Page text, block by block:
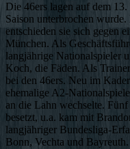
Die 46ers lagen auf dem
Saison unterbrochen
entschieden sie sich gegen
München. Als
langjährige Nationalspieler
Koch, die Fäden. Als
bei den 46ers. Neu im
ehemalige A2-
an die Lahn wechselte.
besetzt, u.a. kam mit
langjähriger Bundesliga-
Bonn, Vechta und Bayreuth.